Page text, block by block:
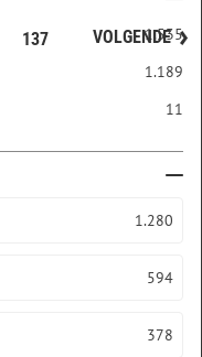
1.535
1.189
11
1.280
594
378
VOLGENDE
137